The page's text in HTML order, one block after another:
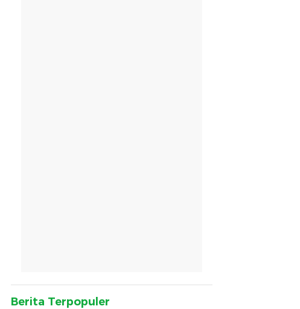
Berita Terpopuler